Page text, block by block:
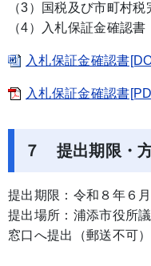
（3）国税及び市町村
（4）入札保証金確認書
入札保証金確認書
入札保証金確認書
７ 提出期限・
提出期限：令和８年６
提出場所：浦添市役所
窓口へ提出（郵送不可）